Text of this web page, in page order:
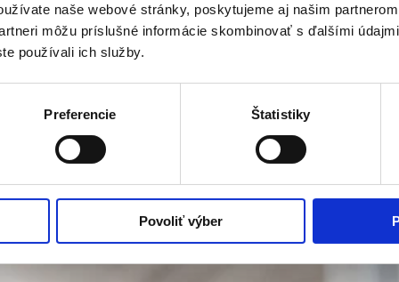
naše webové stránky, poskytujeme aj našim
môžu príslušné informácie skombinovať s ďalšími
používali ich služby.
Preferencie Štatistiky
Povoliť výber
dôvodu neexistujú žiadne všeobecné pravidlá obsahujúce
tolerancie. V tejto súvislosti by ste mali vedieť, že prísnejšie
pri výrobe národné normy.
EN postupne nahradili rôzne národné normy.
2. Obsah v tabuľkách vrátane hodnôt je prevzatý priamo z
ponechať túto kapitolu v angličtine, ktorá